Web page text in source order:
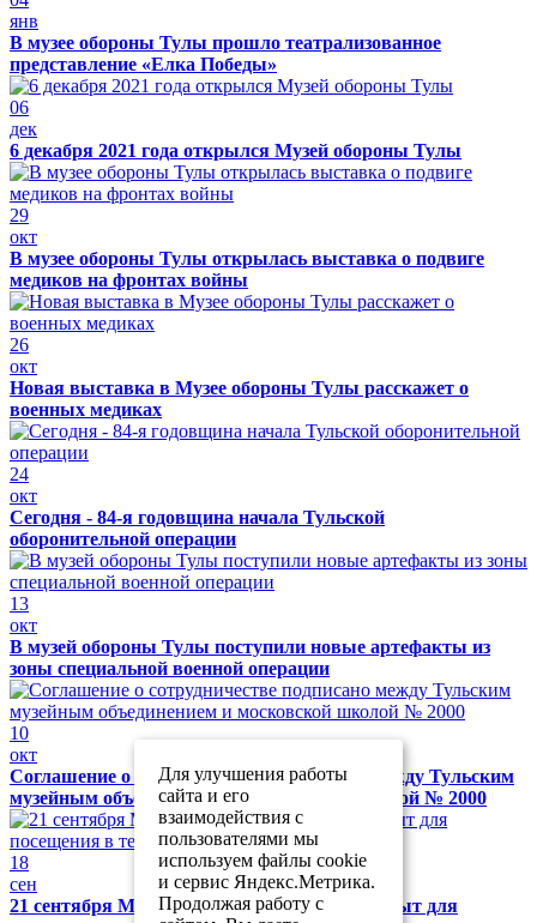
янв
В музее обороны Тулы прошло театрализованное
представление «Елка Победы»
06
дек
6 декабря 2021 года открылся Музей обороны Тулы
29
окт
В музее обороны Тулы открылась выставка о подвиге
медиков на фронтах войны
26
окт
Новая выставка в Музее обороны Тулы расскажет о
военных медиках
24
окт
Сегодня - 84-я годовщина начала Тульской
оборонительной операции
13
окт
В музей обороны Тулы поступили новые артефакты из
зоны специальной военной операции
10
окт
Соглашение о сотрудничестве подписано между Тульским
музейным объединением и московской школой № 2000
18
сен
21 сентября Музей обороны Тулы будет закрыт для
Для улучшения работы
сайта и его
взаимодействия с
пользователями мы
используем файлы cookie
и сервис Яндекс.Метрика.
Продолжая работу с